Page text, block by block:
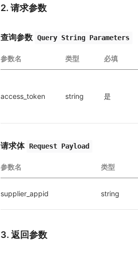
2. 请求参数
查询参数 Query String Parameters
参数名 类型 必填
access_token string 是
请求体 Request Payload
参数名 类型
supplier_appid string
3. 返回参数